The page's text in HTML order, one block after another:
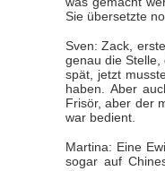
Sie übersetzte
Sven: Zack,
genau die Stelle,
spät, jetzt
haben. Aber
Frisör, aber der
war bedient.
Martina: Eine
sogar auf